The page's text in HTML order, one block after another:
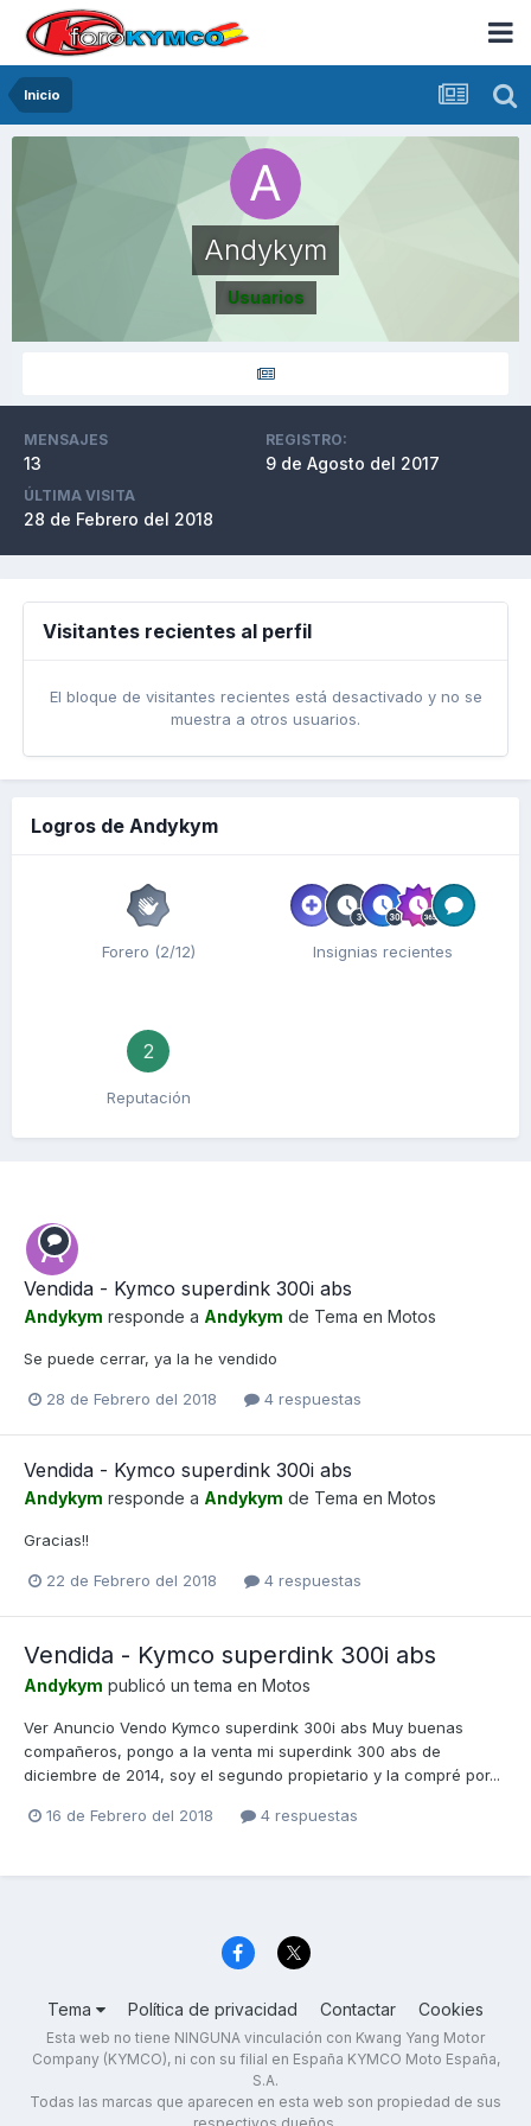
Inicio
Andykym
Usuarios
MENSAJES
13
REGISTRO:
9 de Agosto del 2017
ÚLTIMA VISITA
28 de Febrero del 2018
Visitantes recientes al perfil
El bloque de visitantes recientes está desactivado y no se
muestra a otros usuarios.
Logros de Andykym
Forero (2/12) Insignias recientes
2
Reputación
Vendida - Kymco superdink 300i abs
Andykym responde a Andykym de Tema en Motos
Se puede cerrar, ya la he vendido
28 de Febrero del 2018 4 respuestas
Vendida - Kymco superdink 300i abs
Andykym responde a Andykym de Tema en Motos
Gracias!!
22 de Febrero del 2018 4 respuestas
Vendida - Kymco superdink 300i abs
Andykym publicó un tema en Motos
Ver Anuncio Vendo Kymco superdink 300i abs Muy buenas
compañeros, pongo a la venta mi superdink 300 abs de
diciembre de 2014, soy el segundo propietario y la compré por...
16 de Febrero del 2018 4 respuestas
Tema Política de privacidad Contactar Cookies
Esta web no tiene NINGUNA vinculación con Kwang Yang Motor
Company (KYMCO), ni con su filial en España KYMCO Moto España,
S.A.
Todas las marcas que aparecen en esta web son propiedad de sus